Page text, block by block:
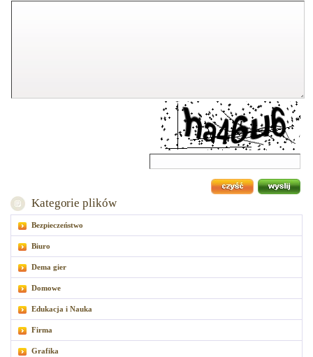
Kategorie plików
Bezpieczeństwo
Biuro
Dema gier
Domowe
Edukacja i Nauka
Firma
Grafika